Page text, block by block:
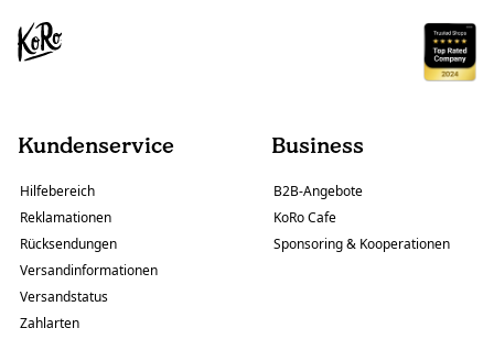
Kundenservice
Hilfebereich
Reklamationen
Rücksendungen
Versandinformationen
Versandstatus
Zahlarten
Business
B2B-Angebote
KoRo Cafe
Sponsoring & Kooperationen